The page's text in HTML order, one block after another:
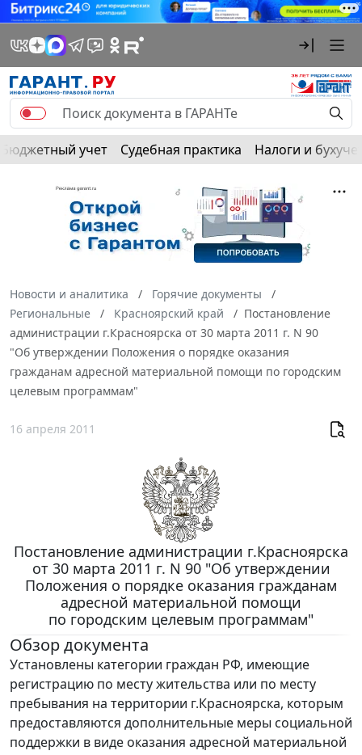
Бюджетный учет Судебная практика Налоги и
Новости и аналитика
Горячие документы
Региональные
Красноярский край
Постановление
администрации г.Красноярска от 30 марта 2011 г. N 90
"Об утверждении Положения о порядке оказания
гражданам адресной материальной помощи по городским
целевым программам"
16 апреля 2011
Постановление администрации г.Красноярска
от 30 марта 2011 г. N 90 "Об утверждении
Положения о порядке оказания гражданам
адресной материальной помощи
по городским целевым программам"
Обзор документа
Установлены категории граждан РФ, имеющие
регистрацию по месту жительства или по месту
пребывания на территории г.Красноярска, которым
предоставляются дополнительные меры социальной
поддержки в виде оказания адресной материальной